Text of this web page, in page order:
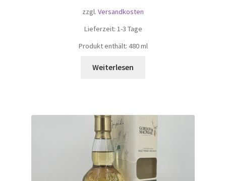
zzgl. Versandkosten
Lieferzeit: 1-3 Tage
Produkt enthält: 480ml
Weiterlesen